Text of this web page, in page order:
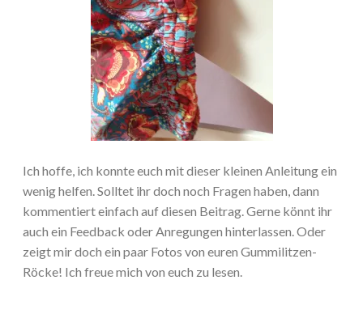
Ich hoffe, ich konnte euch mit dieser kleinen Anleitung ein
wenig helfen. Solltet ihr doch noch Fragen haben, dann
kommentiert einfach auf diesen Beitrag. Gerne könnt ihr
auch ein Feedback oder Anregungen hinterlassen. Oder
zeigt mir doch ein paar Fotos von euren Gummilitzen-
Röcke! Ich freue mich von euch zu lesen.